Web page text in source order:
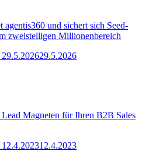
agentis360 und sichert sich Seed-
zweistelligen Millionenbereich
29.5.2026
Magneten für Ihren B2B Sales
12.4.2023